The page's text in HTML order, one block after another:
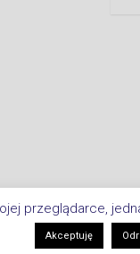
przeglądarce,
Akceptuję